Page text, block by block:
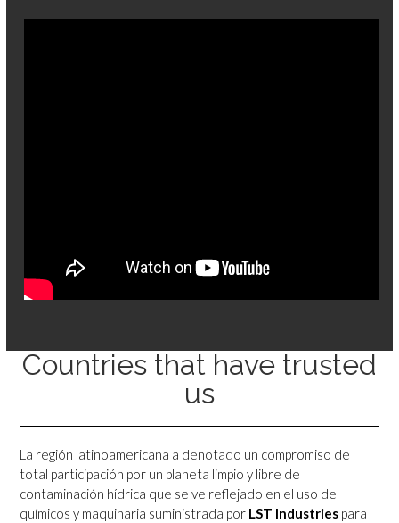
Countries that have trusted
us
La región latinoamericana a denotado un compromiso de
total participación por un planeta limpio y libre de
contaminación hídrica que se ve reflejado en el uso de
químicos y maquinaria suministrada por LST Industries para